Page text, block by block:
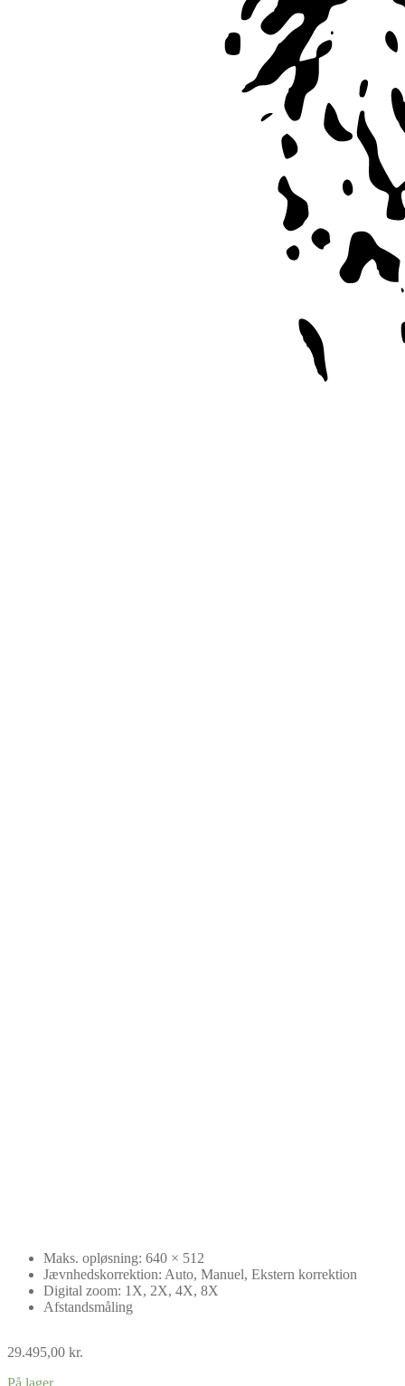
Maks. opløsning: 640 × 512
Jævnhedskorrektion: Auto, Manuel, Ekstern korrektion
Digital zoom: 1X, 2X, 4X, 8X
Afstandsmåling
29.495,00 kr.